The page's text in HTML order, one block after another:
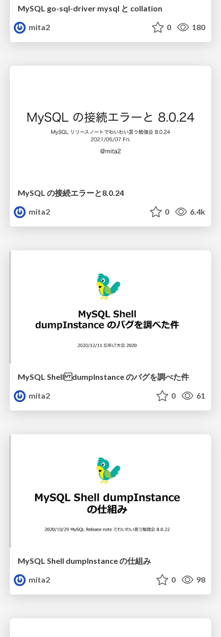
MySQL go-sql-driver mysql と collation
mita2
0 180
MySQL の接続エラーと8.0.24
mita2
0 6.4k
MySQL Shell dumpInstance のバグを調べた件
mita2
0 61
MySQL Shell dumpInstance の仕組み
mita2
0 98